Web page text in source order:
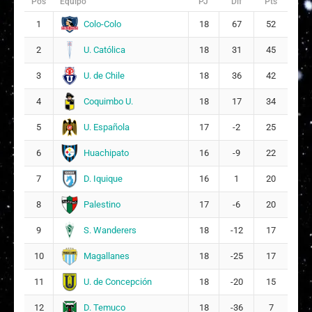
9
G
17
M Maite Isidora Valenzuela Espinoza
4
1 Colo-Colo 18 67 52
2 U. Católica 18 31 45
3 U. de Chile 18 36 42
4 Coquimbo U. 18 17 34
5 U. Española 17 -2 25
6 Huachipato 16 -9 22
7 D. Iquique 16 1 20
8 Palestino 17 -6 20
9 S. Wanderers 18 -12 17
10 Magallanes 18 -25 17
11 U. de Concepción 18 -20 15
12 D. Temuco 18 -36 7